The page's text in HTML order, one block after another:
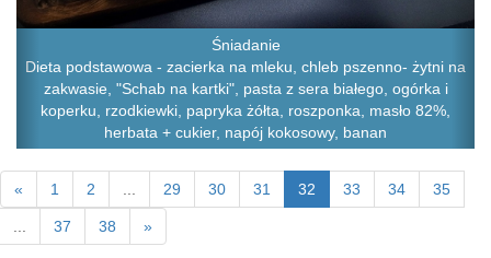
Śniadanie
Dieta podstawowa - zacierka na mleku, chleb pszenno- żytni na
zakwasie, "Schab na kartki", pasta z sera białego, ogórka i
koperku, rzodkiewki, papryka żółta, roszponka, masło 82%,
herbata + cukier, napój kokosowy, banan
« 1 2 ... 29 30 31 32 33 34 35
... 37 38 »